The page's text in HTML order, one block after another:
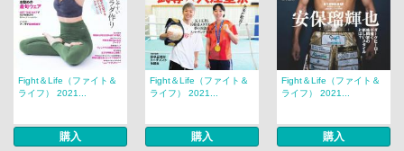
Fight＆Life（ファイト＆
ライフ） 2021...
購入
Fight＆Life（ファイト＆
ライフ） 2021...
購入
Fight＆Life（ファイト＆
ライフ） 2021...
購入